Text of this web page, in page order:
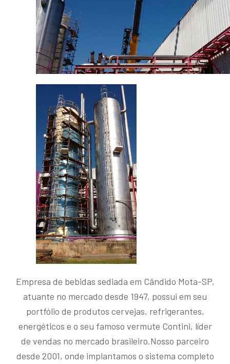
Empresa de bebidas sediada em Cândido Mota-SP,
atuante no mercado desde 1947, possui em seu
portfólio de produtos cervejas, refrigerantes,
energéticos e o seu famoso vermute Contini, líder
de vendas no mercado brasileiro.Nosso parceiro
desde 2001, onde implantamos o sistema completo